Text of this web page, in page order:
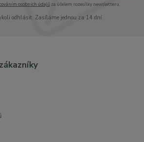
osobních údajůza účelem rozesílky newsletteru.
odhlásit. Zasíláme jednou za 14 dní.